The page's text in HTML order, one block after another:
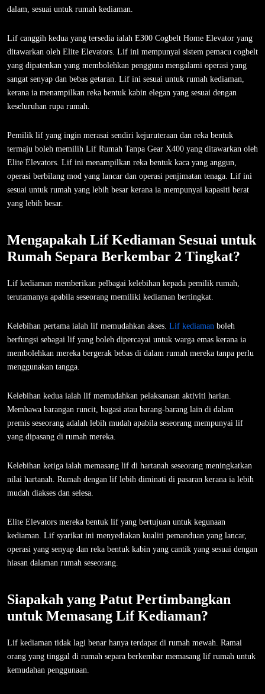
dalam, sesuai untuk rumah kediaman.
Lif canggih kedua yang tersedia ialah E300 Cogbelt Home Elevator yang
ditawarkan oleh Elite Elevators. Lif ini mempunyai sistem pemacu cogbelt
yang dipatenkan yang membolehkan pengguna mengalami operasi yang
sangat senyap dan bebas getaran. Lif ini sesuai untuk rumah kediaman,
kerana ia menampilkan reka bentuk kabin elegan yang sesuai dengan
keseluruhan rupa rumah.
Pemilik lif yang ingin merasai sendiri kejuruteraan dan reka bentuk
termaju boleh memilih Lif Rumah Tanpa Gear X400 yang ditawarkan oleh
Elite Elevators. Lif ini menampilkan reka bentuk kaca yang anggun,
operasi berbilang mod yang lancar dan operasi penjimatan tenaga. Lif ini
sesuai untuk rumah yang lebih besar kerana ia mempunyai kapasiti berat
yang lebih besar.
Mengapakah Lif Kediaman Sesuai untuk
Rumah Separa Berkembar 2 Tingkat?
Lif kediaman memberikan pelbagai kelebihan kepada pemilik rumah,
terutamanya apabila seseorang memiliki kediaman bertingkat.
Kelebihan pertama ialah lif memudahkan akses. Lif kediaman boleh
berfungsi sebagai lif yang boleh dipercayai untuk warga emas kerana ia
membolehkan mereka bergerak bebas di dalam rumah mereka tanpa perlu
menggunakan tangga.
Kelebihan kedua ialah lif memudahkan pelaksanaan aktiviti harian.
Membawa barangan runcit, bagasi atau barang-barang lain di dalam
premis seseorang adalah lebih mudah apabila seseorang mempunyai lif
yang dipasang di rumah mereka.
Kelebihan ketiga ialah memasang lif di hartanah seseorang meningkatkan
nilai hartanah. Rumah dengan lif lebih diminati di pasaran kerana ia lebih
mudah diakses dan selesa.
Elite Elevators mereka bentuk lif yang bertujuan untuk kegunaan
kediaman. Lif syarikat ini menyediakan kualiti pemanduan yang lancar,
operasi yang senyap dan reka bentuk kabin yang cantik yang sesuai dengan
hiasan dalaman rumah seseorang.
Siapakah yang Patut Pertimbangkan
untuk Memasang Lif Kediaman?
Lif kediaman tidak lagi benar hanya terdapat di rumah mewah. Ramai
orang yang tinggal di rumah separa berkembar memasang lif rumah untuk
kemudahan penggunaan.